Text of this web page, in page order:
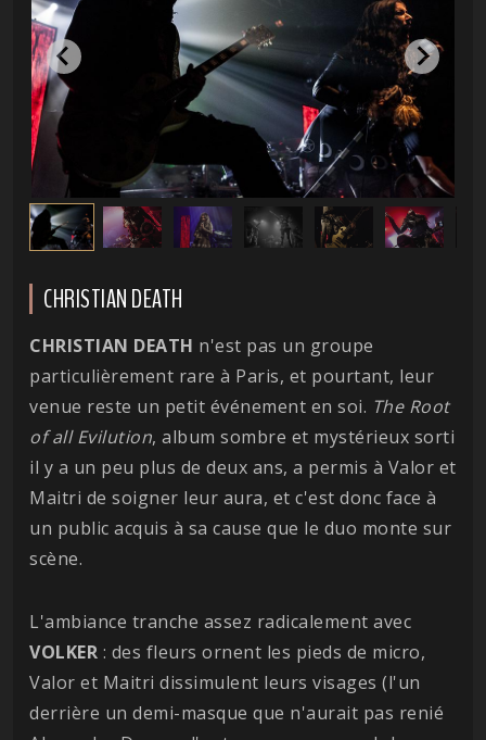
CHRISTIAN DEATH
CHRISTIAN DEATH n'est pas un groupe
particulièrement rare à Paris, et pourtant, leur
venue reste un petit événement en soi. The Root
of all Evilution, album sombre et mystérieux sorti
il y a un peu plus de deux ans, a permis à Valor et
Maitri de soigner leur aura, et c'est donc face à
un public acquis à sa cause que le duo monte sur
scène.
L'ambiance tranche assez radicalement avec
VOLKER : des fleurs ornent les pieds de micro,
Valor et Maitri dissimulent leurs visages (l'un
derrière un demi-masque que n'aurait pas renié